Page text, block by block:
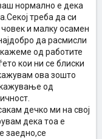
нормално е дека
треба да си
и малку осамен
да расмисли
од работите
кои ни се блиски
ова зошто
од
дечко ми на свој
дека тоа е
заедно,се